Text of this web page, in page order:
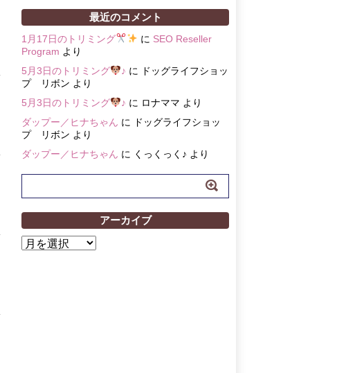
最近のコメント
1月17日のトリミング に SEO Reseller
Program より
5月3日のトリミング
♪ に
ドッグライフショッ
プ リボン より
5月3日のトリミング
♪ に ロナママ より
ダップー／ヒナちゃん に
ドッグライフショッ
プ リボン より
ダップー／ヒナちゃん に くっくっく♪ より
アーカイブ
ア